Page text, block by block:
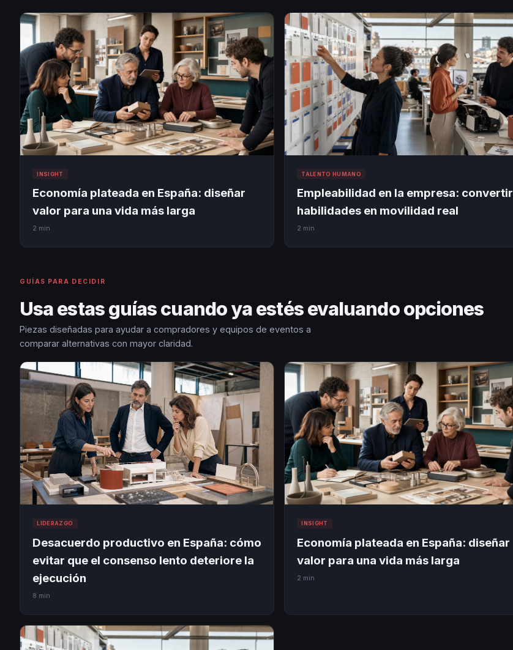
INSIGHT
Economía plateada en España: diseñar
valor para una vida más larga
2 min
TALENTO HUMANO
Empleabilidad en la empresa: convertir
habilidades en movilidad real
2 min
GUÍAS PARA DECIDIR
Usa estas guías cuando ya estés evaluando opciones
Piezas diseñadas para ayudar a compradores y equipos de eventos a
comparar alternativas con mayor claridad.
LIDERAZGO
Desacuerdo productivo en España: cómo
evitar que el consenso lento deteriore la
ejecución
8 min
INSIGHT
Economía plateada en España: diseñar
valor para una vida más larga
2 min